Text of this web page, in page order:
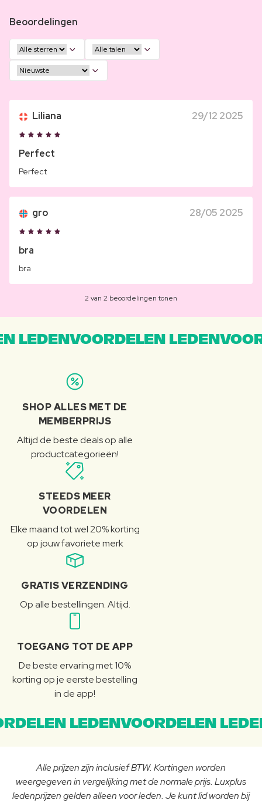
Beoordelingen
Liliana 29/12 2025
Perfect
Perfect
gro 28/05 2025
bra
bra
2 van 2 beoordelingen tonen
LEDENVOORDELEN
SHOP ALLES MET DE
MEMBERPRIJS
Altijd de beste deals op alle
productcategorieën!
STEEDS MEER
VOORDELEN
Elke maand tot wel 20% korting
op jouw favoriete merk
GRATIS VERZENDING
Op alle bestellingen. Altijd.
TOEGANG TOT DE APP
De beste ervaring met 10%
korting op je eerste bestelling
in de app!
LEDENVOORDELEN
Alle prijzen zijn inclusief BTW. Kortingen worden
weergegeven in vergelijking met de normale prijs. Luxplus
ledenprijzen gelden alleen voor leden. Je kunt lid worden bij